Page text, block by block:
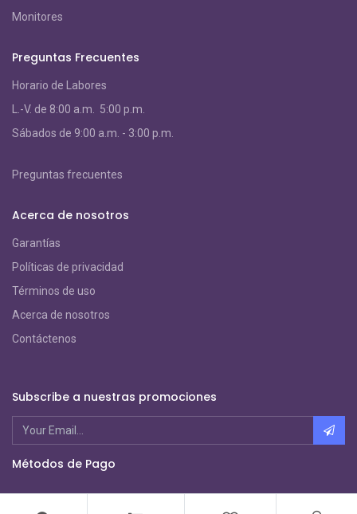
Monitores
Preguntas Frecuentes
Horario de Labores
L.-V. de 8:00 a.m. 5:00 p.m.
Sábados de 9:00 a.m. - 3:00 p.m.
Preguntas frecuentes
Acerca de nosotros
Garantías
Políticas de privacidad
Términos de uso
Acerca de nosotros
Contáctenos
Subscribe a nuestras promociones
Métodos de Pago